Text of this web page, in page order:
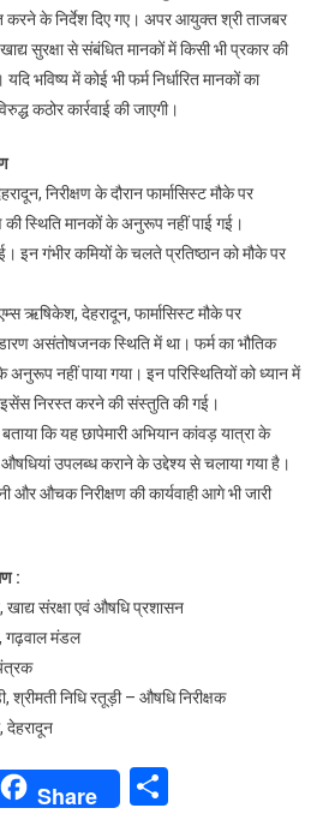
करने के निर्देश दिए गए। अपर आयुक्त श्री ताजबर
सुरक्षा से संबंधित मानकों में किसी भी प्रकार की
भविष्य में कोई भी फर्म निर्धारित मानकों का
कठोर कार्रवाई की जाएगी।
निरीक्षण के दौरान फार्मासिस्ट मौके पर
स्थिति मानकों के अनुरूप नहीं पाई गई।
इन गंभीर कमियों के चलते प्रतिष्ठान को मौके पर
ऋषिकेश, देहरादून, फार्मासिस्ट मौके पर
असंतोषजनक स्थिति में था। फर्म का भौतिक
नहीं पाया गया। इन परिस्थितियों को ध्यान में
निरस्त करने की संस्तुति की गई।
कि यह छापेमारी अभियान कांवड़ यात्रा के
औषधियां उपलब्ध कराने के उद्देश्य से चलाया गया है।
और औचक निरीक्षण की कार्यवाही आगे भी जारी
:
संरक्षा एवं औषधि प्रशासन
गढ़वाल मंडल
श्रीमती निधि रतूड़ी – औषधि निरीक्षक
देहरादून
Share Share